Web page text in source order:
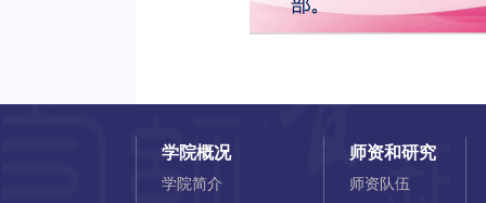
学院概况
学院简介
师资和研究
师资队伍